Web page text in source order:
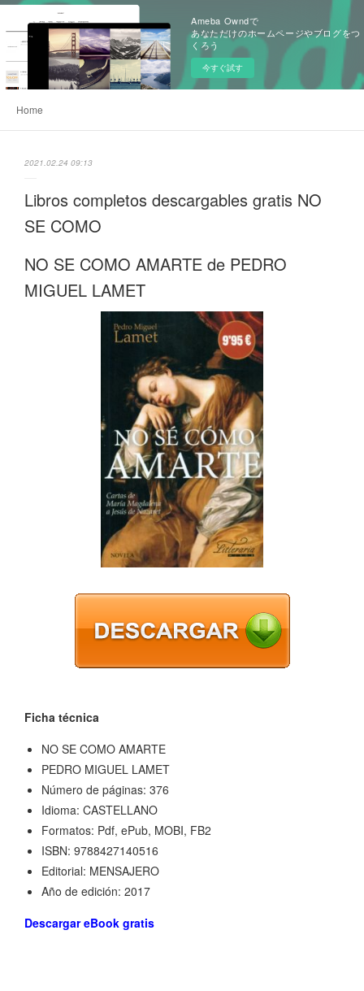
Ameba Owndで
あなただけのホームページやブログをつ
くろう
今すぐ試す
Home
2021.02.24 09:13
Libros completos descargables gratis NO
SE COMO
NO SE COMO AMARTE de PEDRO
MIGUEL LAMET
Ficha técnica
NO SE COMO AMARTE
PEDRO MIGUEL LAMET
Número de páginas: 376
Idioma: CASTELLANO
Formatos: Pdf, ePub, MOBI, FB2
ISBN: 9788427140516
Editorial: MENSAJERO
Año de edición: 2017
Descargar eBook gratis